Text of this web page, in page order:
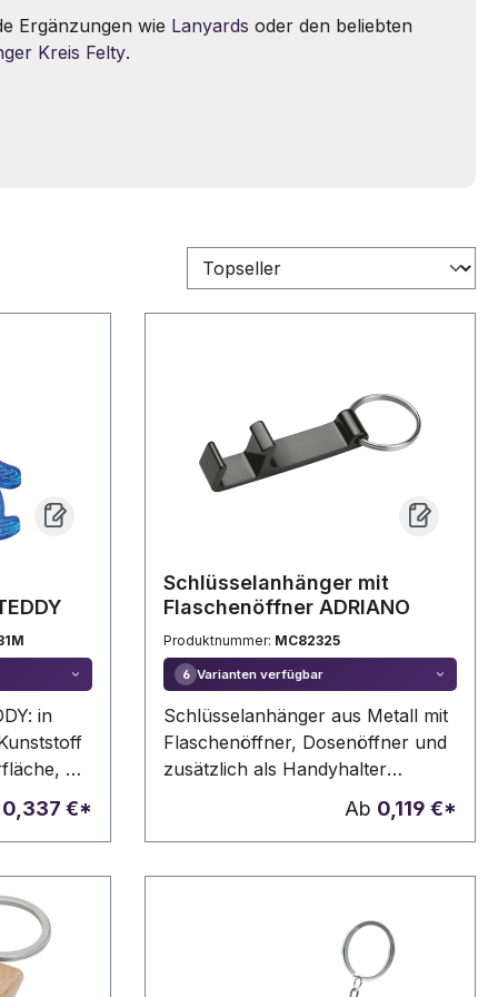
Ergänzungen wie Lanyards oder den beliebten
Kreis Felty.
in
mit
0,337 €*
Schlüsselanhänger mit
Flaschenöffner ADRIANO
Produktnummer: MC82325
6 Varianten verfügbar
Schlüsselanhänger aus Metall mit
Flaschenöffner, Dosenöffner und
zusätzlich als Handyhalter
verwendbar. Ihre Werbung wird
auf den Anhänger graviert.
Ab 0,119 €*